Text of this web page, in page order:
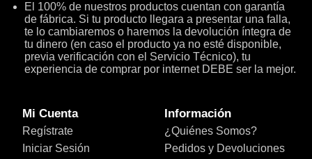
El 100% de nuestros productos cuentan con garantía
de fábrica. Si tu producto llegara a presentar una falla,
te lo cambiaremos o haremos la devolución íntegra de
tu dinero (en caso el producto ya no esté disponible,
previa verificación con el Servicio Técnico), tu
experiencia de comprar por internet DEBE ser la mejor.
Mi Cuenta
Regístrate
Iniciar Sesión
Información
¿Quiénes Somos?
Pedidos y Devoluciones